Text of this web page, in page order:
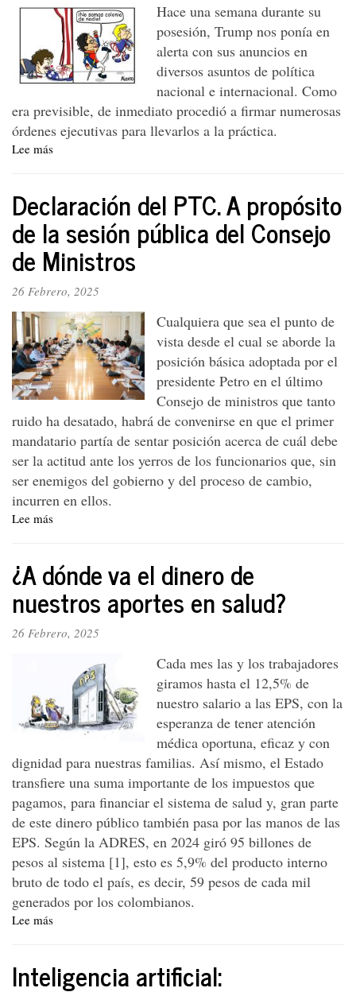
Hace una semana durante su
posesión, Trump nos ponía en
alerta con sus anuncios en
diversos asuntos de política
nacional e internacional. Como
era previsible, de inmediato procedió a firmar numerosas
órdenes ejecutivas para llevarlos a la práctica.
Lee más
PTC.
Rechazamos
la
agresión
imperialista
respaldamos
al
presidente
Petro
Declaración del PTC. A propósito
de la sesión pública del Consejo
de Ministros
26 Febrero, 2025
Cualquiera que sea el punto de
vista desde el cual se aborde la
posición básica adoptada por el
presidente Petro en el último
Consejo de ministros que tanto
ruido ha desatado, habrá de convenirse en que el primer
mandatario partía de sentar posición acerca de cuál debe
ser la actitud ante los yerros de los funcionarios que, sin
ser enemigos del gobierno y del proceso de cambio,
incurren en ellos.
Lee más
PTC.
A
propósito
de
la
pública
Consejo
de
Ministros
¿A dónde va el dinero de
nuestros aportes en salud?
26 Febrero, 2025
Cada mes las y los trabajadores
giramos hasta el 12,5% de
nuestro salario a las EPS, con la
esperanza de tener atención
médica oportuna, eficaz y con
dignidad para nuestras familias. Así mismo, el Estado
transfiere una suma importante de los impuestos que
pagamos, para financiar el sistema de salud y, gran parte
de este dinero público también pasa por las manos de las
EPS. Según la ADRES, en 2024 giró 95 billones de
pesos al sistema [1], esto es 5,9% del producto interno
bruto de todo el país, es decir, 59 pesos de cada mil
generados por los colombianos.
Lee más
va
el
Inteligencia artificial: